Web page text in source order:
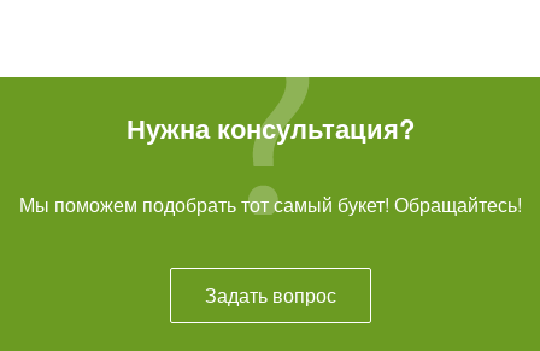
Нужна консультация?
Мы поможем подобрать тот самый букет! Обращайтесь!
Задать вопрос